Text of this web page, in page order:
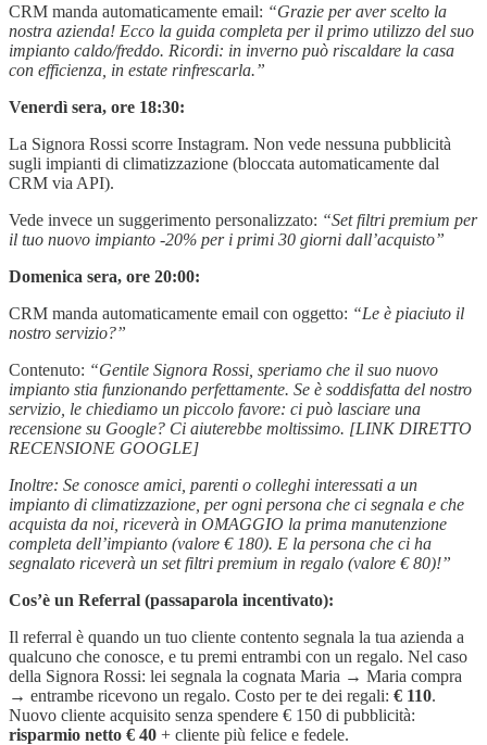
CRM manda automaticamente email: “Grazie per aver scelto la
nostra azienda! Ecco la guida completa per il primo utilizzo del suo
impianto caldo/freddo. Ricordi: in inverno può riscaldare la casa
con efficienza, in estate rinfrescarla.”
Venerdì sera, ore 18:30:
La Signora Rossi scorre Instagram. Non vede nessuna pubblicità
sugli impianti di climatizzazione (bloccata automaticamente dal
CRM via API).
Vede invece un suggerimento personalizzato: “Set filtri premium per
il tuo nuovo impianto -20% per i primi 30 giorni dall’acquisto”
Domenica sera, ore 20:00:
CRM manda automaticamente email con oggetto: “Le è piaciuto il
nostro servizio?”
Contenuto: “Gentile Signora Rossi, speriamo che il suo nuovo
impianto stia funzionando perfettamente. Se è soddisfatta del nostro
servizio, le chiediamo un piccolo favore: ci può lasciare una
recensione su Google? Ci aiuterebbe moltissimo. [LINK DIRETTO
RECENSIONE GOOGLE]
Inoltre: Se conosce amici, parenti o colleghi interessati a un
impianto di climatizzazione, per ogni persona che ci segnala e che
acquista da noi, riceverà in OMAGGIO la prima manutenzione
completa dell’impianto (valore € 180). E la persona che ci ha
segnalato riceverà un set filtri premium in regalo (valore € 80)!”
Cos’è un Referral (passaparola incentivato):
Il referral è quando un tuo cliente contento segnala la tua azienda a
qualcuno che conosce, e tu premi entrambi con un regalo. Nel caso
della Signora Rossi: lei segnala la cognata Maria → Maria compra
→ entrambe ricevono un regalo. Costo per te dei regali: € 110.
Nuovo cliente acquisito senza spendere € 150 di pubblicità:
risparmio netto € 40 + cliente più felice e fedele.